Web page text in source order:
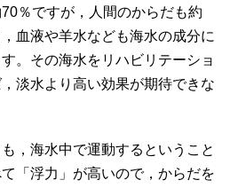
％ですが，人間のからだも約
血液や羊水なども海水の成分に
。その海水をリハビリテーショ
淡水より高い効果が期待できな
，海水中で運動するということ
「浮力」が高いので，からだを